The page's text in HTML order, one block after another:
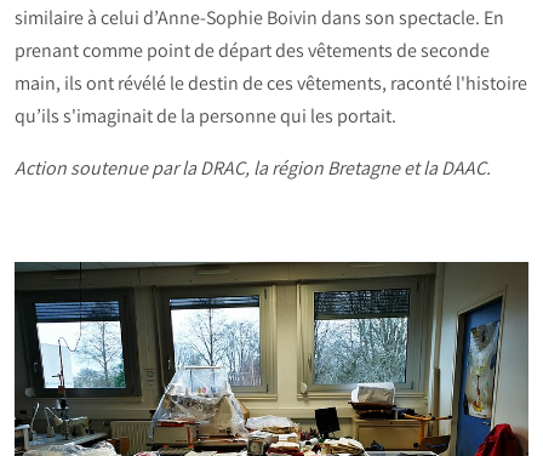
similaire à celui d’Anne-Sophie Boivin dans son spectacle. En
prenant comme point de départ des vêtements de seconde
main, ils ont révélé le destin de ces vêtements, raconté l'histoire
qu’ils s'imaginait de la personne qui les portait.
Action soutenue par la DRAC, la région Bretagne et la DAAC.